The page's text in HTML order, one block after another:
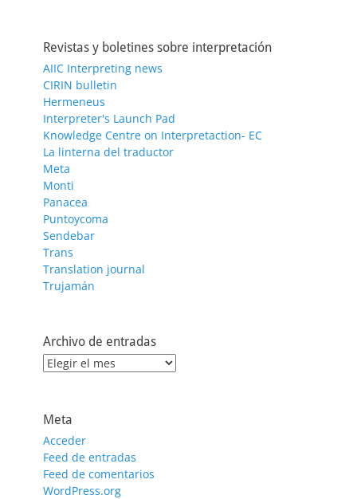
Revistas y boletines sobre interpretación
AIIC Interpreting news
CIRIN bulletin
Hermeneus
Interpreter's Launch Pad
Knowledge Centre on Interpretaction- EC
La linterna del traductor
Meta
Monti
Panacea
Puntoycoma
Sendebar
Trans
Translation journal
Trujamán
Archivo de entradas
Archivo
Meta
Acceder
Feed de entradas
Feed de comentarios
WordPress.org